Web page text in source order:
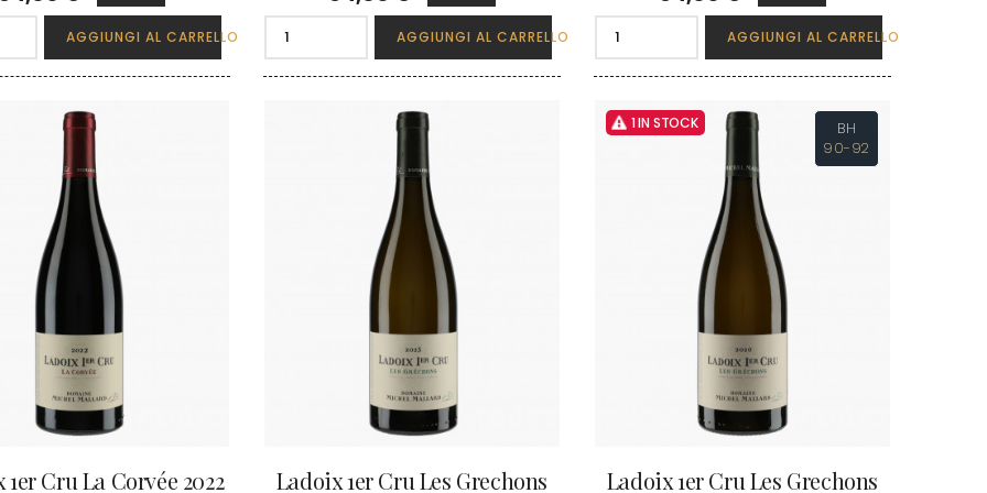
AGGIUNGI AL CARRELLO AGGIUNGI AL CARRELLO AGGIUNGI AL CARRELLO
Cru La Corvée 2022
Ladoix 1er Cru Les Grechons
1 IN STOCK
BH
90-92
Ladoix 1er Cru Les Grechons